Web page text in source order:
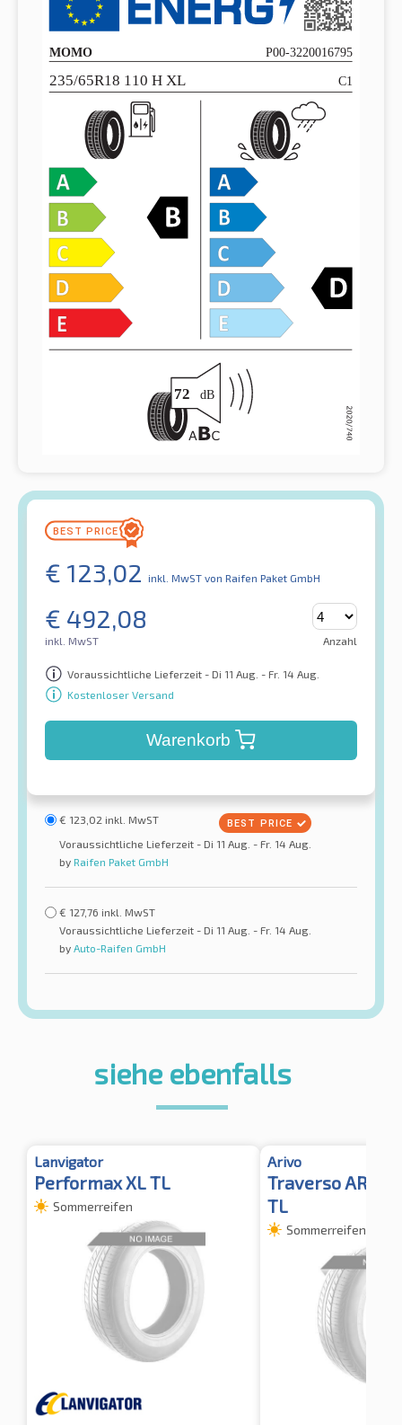
€ 123,02 inkl. MwST von Raifen Paket GmbH
€ 492,08
inkl. MwST Anzahl
Voraussichtliche Lieferzeit - Di 11 Aug. - Fr. 14 Aug.
Kostenloser Versand
Warenkorb
€ 123,02 inkl. MwST
Voraussichtliche Lieferzeit - Di 11 Aug. - Fr. 14 Aug.
by Raifen Paket GmbH
€ 127,76 inkl. MwST
Voraussichtliche Lieferzeit - Di 11 Aug. - Fr. 14 Aug.
by Auto-Raifen GmbH
siehe ebenfalls
Lanvigator
Performax XL TL
Sommerreifen
Arivo
Traverso ARV
TL
Sommerreifen